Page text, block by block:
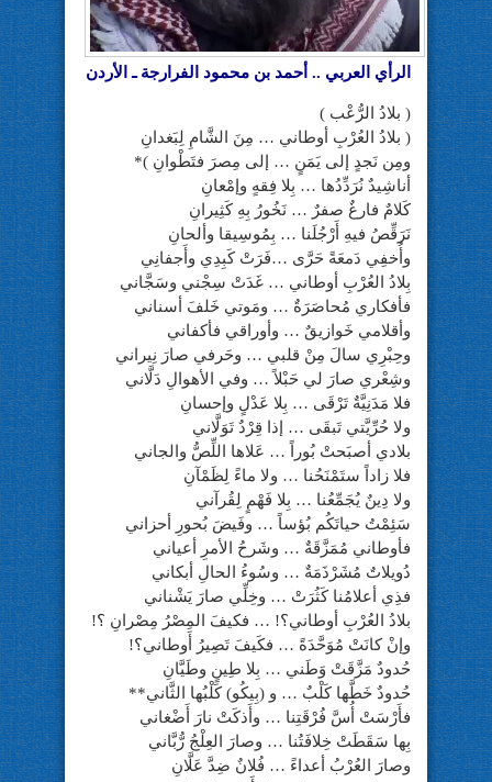
الرأي العربي .. أحمد بن محمود الفرارجة ـ الأردن
( بلادُ الرُّعْب )
( بلادُ العُرْبِ أوطاني … مِنَ الشَّامِ لِبَغدانِ
ومِن نَجدٍ إلى يَمَنٍ … إلى مِصرَ فتَطْوانِ )*
أناشِيدٌ نُرَدِّدُها … بِلا فِقهٍ وإمْعانِ
كَلامٌ فارغٌ صفرٌ … نَخُورُ بِهِ كَثِيرانِ
نَرَقِّصُ فيهِ أَرْجُلَنا … بِمُوسِيقا وألحانِ
وأُخفِي دَمعَةً حَرَّى …فَرَتْ كَبِدِي وأَجفانِي
بِلادُ العُرْبِ أوطاني … غَدَتْ سِجْني وسَجَّاني
فأفكاري مُحاصَرَةٌ … ومَوتي خَلفَ أسناني
وأقلامي خَوازيقٌ … وأوراقي فأكفاني
وحِبْرِي سالَ مِنْ قلبي … وحَرفي صارَ نِيراني
وشِعْري صارَ لي حَبْلاً … وفي الأهوالِ دَلَّاني
فلا مَدَنِيَّةٌ تَرْقَى … بِلا عَدْلٍ وإحسانِ
ولا حُرِّيَّتي تَبقَى … إذا قِرْدٌ تَوَلَّاني
بلادي أصبَحتْ بُوراً … عَلاها اللِّصُّ والجاني
فلا زاداً ستَمْنَحُنا … ولا ماءً لِظَمْآنِ
ولا دِينٌ يُجَمِّعُنا … بِلا فَهْمٍ لِقُرآني
سَئِمْتُ حياتَكُم بُؤساً … وفَيضَ بُحورِ أحزاني
فأوطاني مُمَزَّقَةٌ … وشَرحُ الأمرِ أعياني
دُويلاتٌ مُشَرْذَمَةٌ … وسُوءُ الحالِ أبكاني
فذِي أعلامُنا كَثُرَتْ … وخِلِّي صارَ يَشْناني
بلادُ العُرْبِ أوطاني؟! … فكيفَ المِصْرُ مِصْرانِ ؟!
وإنْ كانَتْ مُوَحَّدَةً … فكَيفَ تَصِيرُ أَوطاني؟!
حُدودٌ مَزَّقَتْ وَطَني … بِلا طِينٍ وطَيَّانِ
حُدودٌ خَطَّها كَلْبٌ … و (بِيكُو) كَلْبُها الثَّاني**
فأَرْسَتْ أُسَّ فُرْقَتِنا … وأَذكَتْ نارَ أَضْغاني
بِها سَقَطَتْ خِلافَتُنا … وصارَ العِلْجُ رُّبَّاني
وصارَ العُرْبُ أعداءً … فُلانٌ ضِدَّ عَلَّانِ